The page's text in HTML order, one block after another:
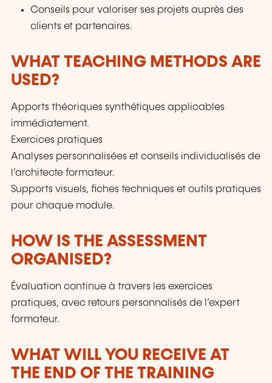
Conseils pour valoriser ses projets auprès des
clients et partenaires.
WHAT TEACHING METHODS ARE
USED?
Apports théoriques synthétiques applicables
immédiatement.
Exercices pratiques
Analyses personnalisées et conseils individualisés de
l’architecte formateur.
Supports visuels, fiches techniques et outils pratiques
pour chaque module.
HOW IS THE ASSESSMENT
ORGANISED?
Évaluation continue à travers les exercices
pratiques, avec retours personnalisés de l’expert
formateur.
WHAT WILL YOU RECEIVE AT
THE END OF THE TRAINING